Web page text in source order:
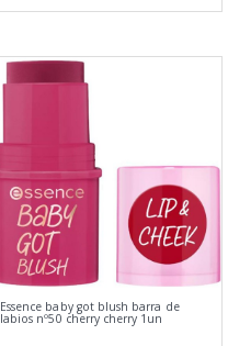
Essence baby got blush barra de
labios nº50 cherry cherry 1un